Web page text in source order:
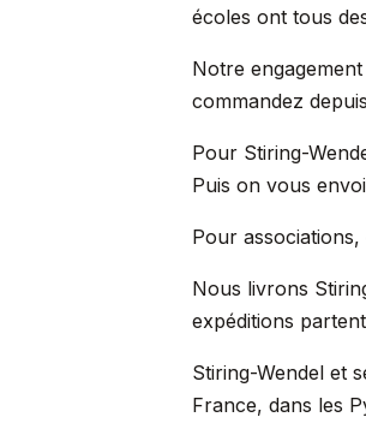
écoles ont tous
Notre
commandez
Pour Stiring-
Puis on vous
Pour
Nous livrons
expéditions
Stiring-Wendel et
France, dans les